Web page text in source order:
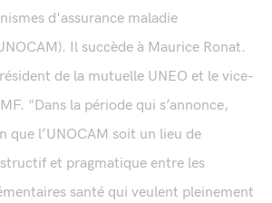
d'assurance maladie
Il succède à Maurice Ronat.
de la mutuelle UNEO et le vice-
"Dans la période qui s’annonce,
que l’UNOCAM soit un lieu de
et pragmatique entre les
santé qui veulent pleinement